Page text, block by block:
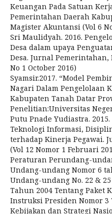
Keuangan Pada Satuan
Pemerintahan Daerah
Magister Akuntansi (Vol 6
Sri Maulidyah. 2016.
Desa dalam upaya
Desa. Jurnal
No 1 October 2016)
Syamsir.2017. “Model
Nagari Dalam Pengelolaan
Kabupaten Tanah Datar
Penelitian:Universitas
Putu Pnade Yudiastra.
Teknologi Informasi,
terhadap Kinerja Pegawai.
(Vol 12 Nomor 1 Februari
Peraturan Perundang-
Undang-undang Nomor 6
Undang-undang No. 22 &
Tahun 2004 Tentang Paket
Instruksi Presiden Nomor 3
Kebijakan dan Strategi